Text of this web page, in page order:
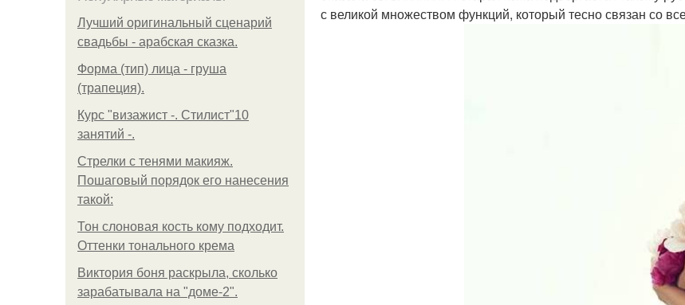
Лучший оригинальный сценарий
свадьбы - арабская сказка.
Форма (тип) лица - груша
(трапеция).
Курс "визажист -. Стилист"10
занятий -.
Стрелки с тенями макияж.
Пошаговый порядок его нанесения
такой:
Тон слоновая кость кому подходит.
Оттенки тонального крема
Виктория боня раскрыла, сколько
зарабатывала на "доме-2".
с великой множеством функций, который тесно связан со